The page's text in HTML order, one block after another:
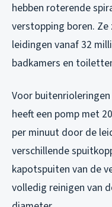
hebben roterende
verstopping boren.
leidingen vanaf 32
badkamers en
Voor
heeft een pomp met
per minuut door de
verschillende
kapotspuiten van de
volledig reinigen van